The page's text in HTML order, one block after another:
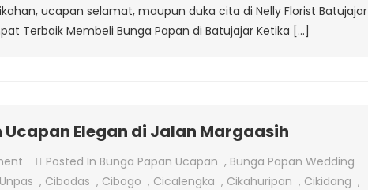
ucapan selamat, maupun duka cita di Nelly Florist Batujajar
Terbaik Membeli Bunga Papan di Batujajar Ketika […]
Ucapan Elegan di Jalan Margaasih
On
Menjual
Posted In Bunga Papan Ucapan , Bunga Papan Wedding
, Cibodas , Cibogo , Cicalengka , Cikahuripan , Cikidang ,